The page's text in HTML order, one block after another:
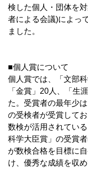
検した個人・団体を
者による会議)によっ
ました。
■個人賞について
個人賞では、「文部
「金賞」20人、「生
た。受賞者の最年少
の受検者が受賞して
数検が活用されてい
科学大臣賞」の受賞
が数検合格を目標に
け、優秀な成績を収